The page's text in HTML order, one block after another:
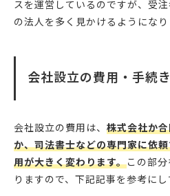
スを運営しているのですが、受
の法人を多く見かけるようになり
会社設立の費用・手続
会社設立の費用は、 株式会社か
か、司法書士などの専門家に依
用が大きく変わります。この部
りますので、下記記事を参考にし